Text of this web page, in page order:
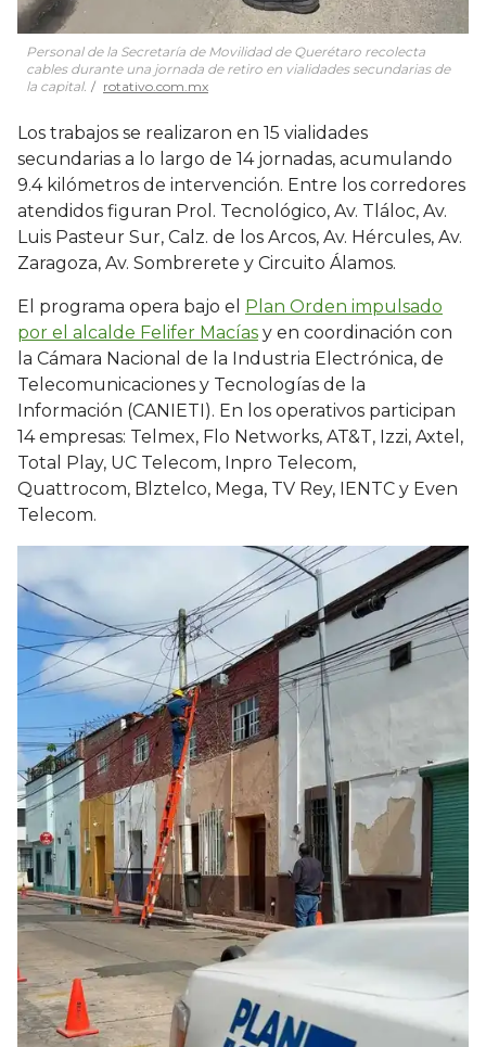
Personal de la Secretaría de Movilidad de Querétaro recolecta
cables durante una jornada de retiro en vialidades secundarias de
la capital.
rotativo.com.mx
Los trabajos se realizaron en 15 vialidades
secundarias a lo largo de 14 jornadas, acumulando
9.4 kilómetros de intervención. Entre los corredores
atendidos figuran Prol. Tecnológico, Av. Tláloc, Av.
Luis Pasteur Sur, Calz. de los Arcos, Av. Hércules, Av.
Zaragoza, Av. Sombrerete y Circuito Álamos.
El programa opera bajo el Plan Orden impulsado
por el alcalde Felifer Macías y en coordinación con
la Cámara Nacional de la Industria Electrónica, de
Telecomunicaciones y Tecnologías de la
Información (CANIETI). En los operativos participan
14 empresas: Telmex, Flo Networks, AT&T, Izzi, Axtel,
Total Play, UC Telecom, Inpro Telecom,
Quattrocom, Blztelco, Mega, TV Rey, IENTC y Even
Telecom.